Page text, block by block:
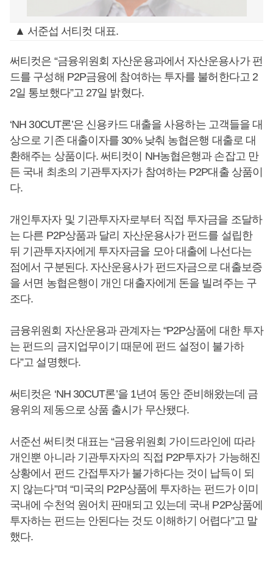
▲ 서준섭 서티컷 대표.
써티컷은 “금융위원회 자산운용과에서 자산운용사가 펀
드를 구성해 P2P금융에 참여하는 투자를 불허한다고 2
2일 통보했다”고 27일 밝혔다.
‘NH 30CUT론’은 신용카드 대출을 사용하는 고객들을 대
상으로 기존 대출이자를 30% 낮춰 농협은행 대출로 대
환해주는 상품이다. 써티컷이 NH농협은행과 손잡고 만
든 국내 최초의 기관투자자가 참여하는 P2P대출 상품이
다.
개인투자자 및 기관투자자로부터 직접 투자금을 조달하
는 다른 P2P상품과 달리 자산운용사가 펀드를 설립한
뒤 기관투자자에게 투자자금을 모아 대출에 나선다는
점에서 구분된다. 자산운용사가 펀드자금으로 대출보증
을 서면 농협은행이 개인 대출자에게 돈을 빌려주는 구
조다.
금융위원회 자산운용과 관계자는 “P2P상품에 대한 투자
는 펀드의 금지업무이기 때문에 펀드 설정이 불가하
다”고 설명했다.
써티컷은 ‘NH 30CUT론’을 1년여 동안 준비해왔는데 금
융위의 제동으로 상품 출시가 무산됐다.
서준선 써티컷 대표는 “금융위원회 가이드라인에 따라
개인뿐 아니라 기관투자자의 직접 P2P투자가 가능해진
상황에서 펀드 간접투자가 불가하다는 것이 납득이 되
지 않는다”며 “미국의 P2P상품에 투자하는 펀드가 이미
국내에 수천억 원어치 판매되고 있는데 국내 P2P상품에
투자하는 펀드는 안된다는 것도 이해하기 어렵다”고 말
했다.